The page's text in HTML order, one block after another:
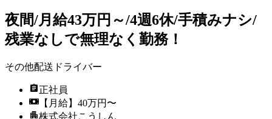
夜間/月給43万円～/4週6休/手積みナシ/
残業なしで無理なく勤務！
その他配送ドライバー
正社員
【月給】40万円〜
株式会社こうしん